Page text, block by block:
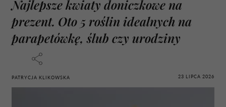
Najlepsze kwiaty doniczkowe na
prezent. Oto 5 roślin idealnych na
parapetówkę, ślub czy urodziny
PATRYCJA KLIKOWSKA 23 LIPCA 2026